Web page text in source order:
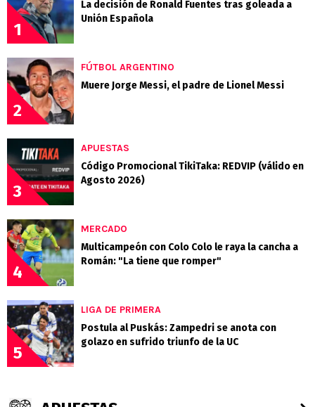
1
La decisión de Ronald Fuentes tras goleada a
Unión Española
2
FÚTBOL ARGENTINO
Muere Jorge Messi, el padre de Lionel Messi
3
APUESTAS
Código Promocional TikiTaka: REDVIP (válido en
Agosto 2026)
4
MERCADO
Multicampeón con Colo Colo le raya la cancha a
Román: "La tiene que romper"
5
LIGA DE PRIMERA
Postula al Puskás: Zampedri se anota con
golazo en sufrido triunfo de la UC